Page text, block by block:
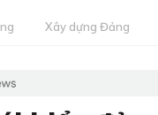
Xây dựng Đảng